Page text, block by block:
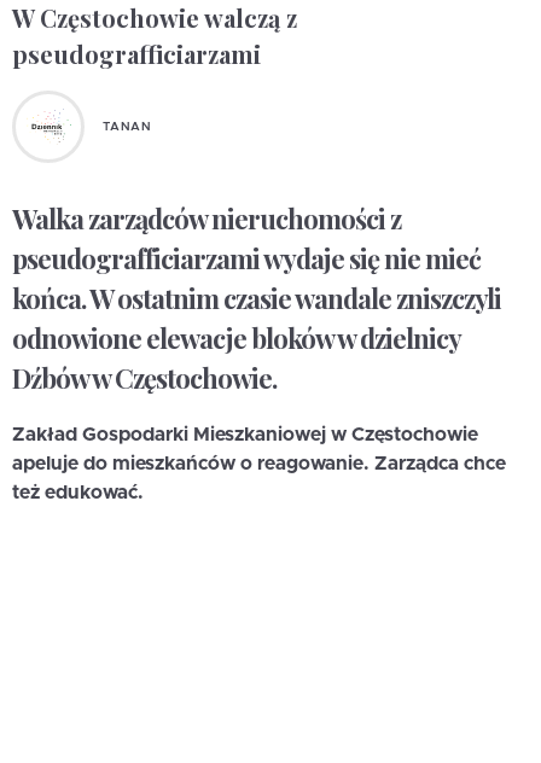
W Częstochowie walczą z
pseudografficiarzami
TANAN
Walka zarządców nieruchomości z
pseudografficiarzami wydaje się nie mieć
końca. W ostatnim czasie wandale zniszczyli
odnowione elewacje bloków w dzielnicy
Dźbów w Częstochowie.
Zakład Gospodarki Mieszkaniowej w Częstochowie
apeluje do mieszkańców o reagowanie. Zarządca chce
też edukować.